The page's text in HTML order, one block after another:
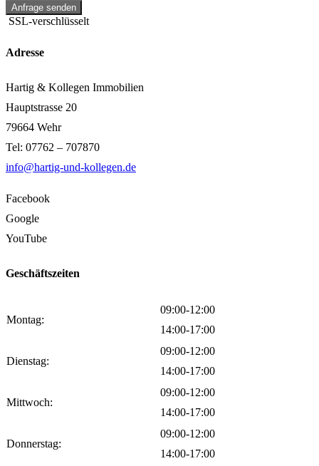
Anfrage senden
SSL-verschlüsselt
Adresse
Hartig & Kollegen Immobilien
Hauptstrasse 20
79664 Wehr
Tel: 07762 – 707870
info@hartig-und-kollegen.de
Facebook
Google
YouTube
Geschäftszeiten
Montag:
09:00-12:00
14:00-17:00
Dienstag:
09:00-12:00
14:00-17:00
Mittwoch:
09:00-12:00
14:00-17:00
Donnerstag:
09:00-12:00
14:00-17:00